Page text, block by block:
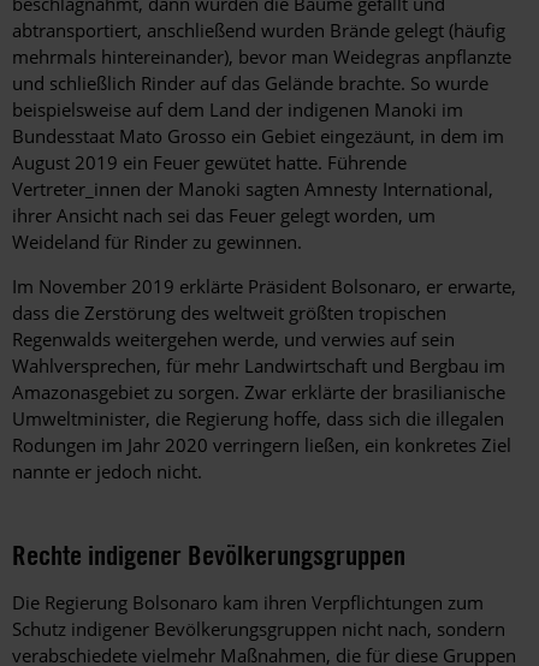
abtransportiert, anschließend wurden Brände gelegt (häufig
mehrmals hintereinander), bevor man Weidegras anpflanzte
und schließlich Rinder auf das Gelände brachte. So wurde
beispielsweise auf dem Land der indigenen Manoki im
Bundesstaat Mato Grosso ein Gebiet eingezäunt, in dem im
August 2019 ein Feuer gewütet hatte. Führende
Vertreter_innen der Manoki sagten Amnesty International,
ihrer Ansicht nach sei das Feuer gelegt worden, um
Weideland für Rinder zu gewinnen.
Im November 2019 erklärte Präsident Bolsonaro, er erwarte,
dass die Zerstörung des weltweit größten tropischen
Regenwalds weitergehen werde, und verwies auf sein
Wahlversprechen, für mehr Landwirtschaft und Bergbau im
Amazonasgebiet zu sorgen. Zwar erklärte der brasilianische
Umweltminister, die Regierung hoffe, dass sich die illegalen
Rodungen im Jahr 2020 verringern ließen, ein konkretes Ziel
nannte er jedoch nicht.
Rechte indigener Bevölkerungsgruppen
Die Regierung Bolsonaro kam ihren Verpflichtungen zum
Schutz indigener Bevölkerungsgruppen nicht nach, sondern
verabschiedete vielmehr Maßnahmen, die für diese Gruppen